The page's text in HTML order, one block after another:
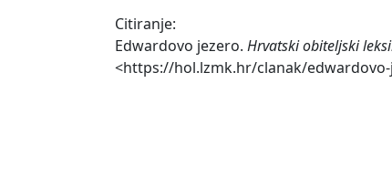
Citiranje:
Edwardovo jezero. Hrvatski obiteljski
<https://hol.lzmk.hr/clanak/edwardovo-